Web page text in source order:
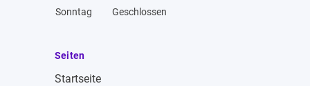
Sonntag
Geschlossen
Seiten
Startseite